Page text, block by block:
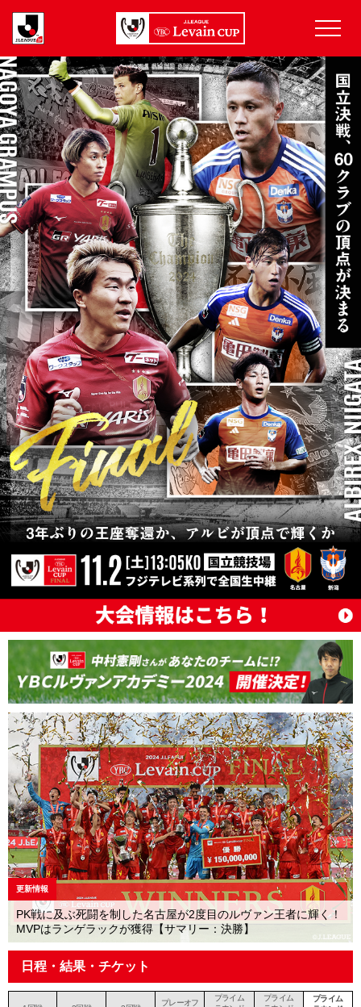
更新情報
PK戦に及ぶ死闘を制した名古屋が2度目のルヴァン王者に輝く！
MVPはランゲラックが獲得【サマリー：決勝】
日程・結果・チケット
プレーオフ
プライム
プライム
プライム